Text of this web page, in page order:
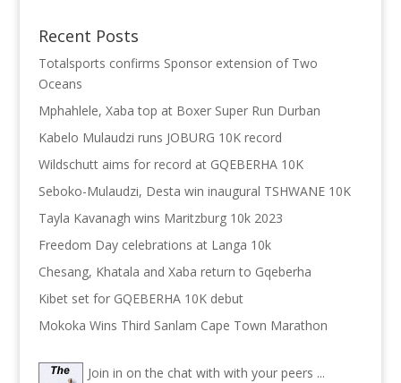
Recent Posts
Totalsports confirms Sponsor extension of Two
Oceans
Mphahlele, Xaba top at Boxer Super Run Durban
Kabelo Mulaudzi runs JOBURG 10K record
Wildschutt aims for record at GQEBERHA 10K
Seboko-Mulaudzi, Desta win inaugural TSHWANE 10K
Tayla Kavanagh wins Maritzburg 10k 2023
Freedom Day celebrations at Langa 10k
Chesang, Khatala and Xaba return to Gqeberha
Kibet set for GQEBERHA 10K debut
Mokoka Wins Third Sanlam Cape Town Marathon
Join in on the chat with with your peers ...